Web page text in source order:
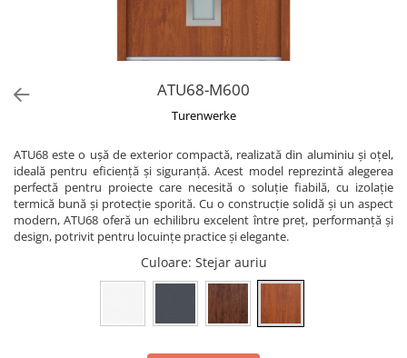
ATU68-M600
Turenwerke
ATU68 este o ușă de exterior compactă, realizată din aluminiu și oțel,
ideală pentru eficiență și siguranță. Acest model reprezintă alegerea
perfectă pentru proiecte care necesită o soluție fiabilă, cu izolație
termică bună și protecție sporită. Cu o construcție solidă și un aspect
modern, ATU68 oferă un echilibru excelent între preț, performanță și
design, potrivit pentru locuințe practice și elegante.
Culoare: Stejar auriu